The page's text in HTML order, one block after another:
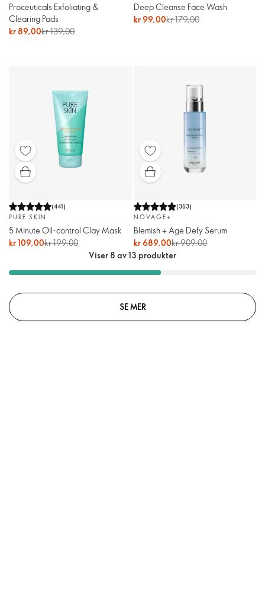
Proceuticals Exfoliating &
Clearing Pads
kr 89,00kr 139,00
Deep Cleanse Face Wash
kr 99,00kr 179,00
(441)
PURE SKIN
5 Minute Oil-control Clay Mask
kr 109,00kr 199,00
(353)
NOVAGE+
Blemish + Age Defy Serum
kr 689,00kr 909,00
Viser 8 av 13 produkter
SE MER